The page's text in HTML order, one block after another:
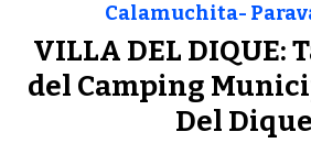
VILLA DEL DIQUE:
del Camping
Del
Calamuchita-